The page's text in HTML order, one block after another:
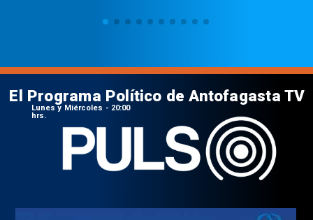
El Programa Político de Antofagasta TV
Lunes y Miércoles - 20:00
hrs.